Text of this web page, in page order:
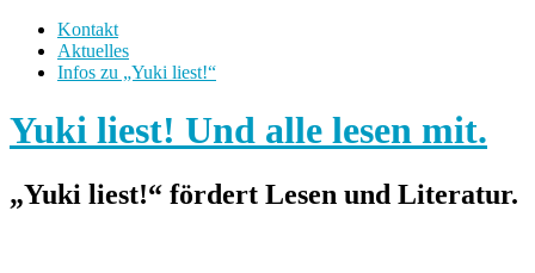
Kontakt
Aktuelles
Infos zu „Yuki liest!“
Yuki liest! Und alle lesen mit.
„Yuki liest!“ fördert Lesen und Literatur.